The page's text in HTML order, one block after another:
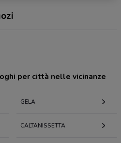
per città nelle vicinanze
GELA
CALTANISSETTA